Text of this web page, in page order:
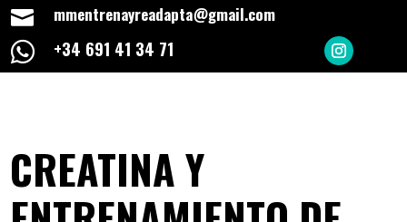
 mmentrenayreadapta@gmail.com
 +34 691 41 34 71
CREATINA Y